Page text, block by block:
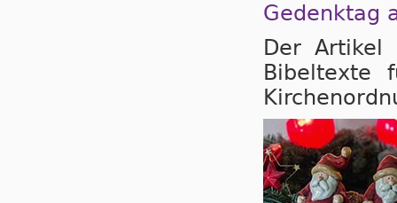
Gedenktag
Der Artikel
Bibeltexte